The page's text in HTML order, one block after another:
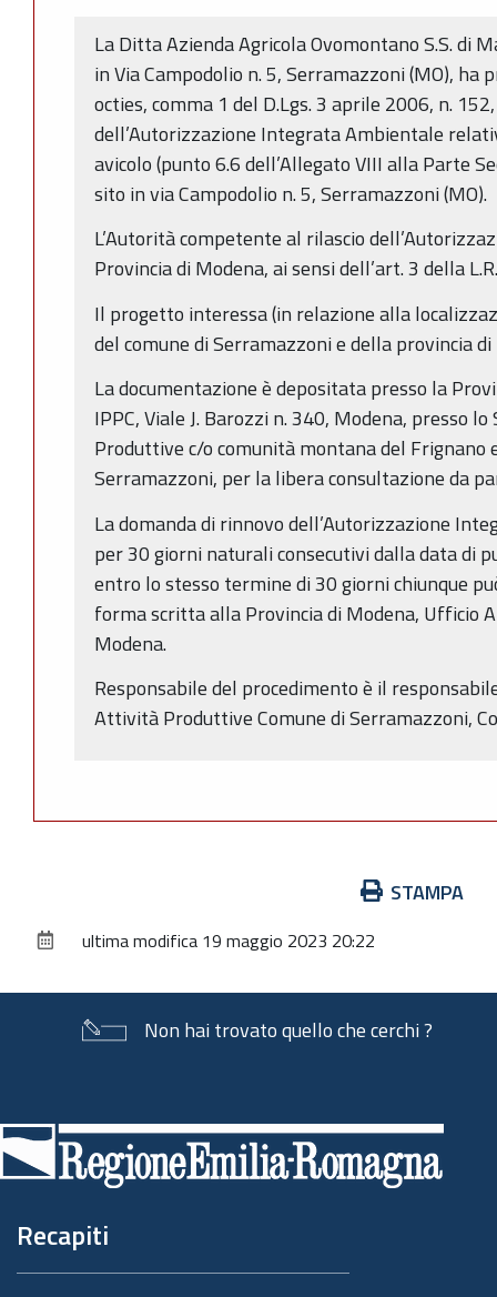
La Ditta Azienda Agricola Ovomontano S.S. di
in Via Campodolio n. 5, Serramazzoni (MO), ha
octies, comma 1 del D.Lgs. 3 aprile 2006, n.
dell’Autorizzazione Integrata Ambientale
avicolo (punto 6.6 dell’Allegato VIII alla Parte
sito in via Campodolio n. 5, Serramazzoni (MO).
L’Autorità competente al rilascio
Provincia di Modena, ai sensi dell’art. 3 della
Il progetto interessa (in relazione alla
del comune di Serramazzoni e della provincia
La documentazione è depositata presso la
IPPC, Viale J. Barozzi n. 340, Modena, presso
Produttive c/o comunità montana del Frignano
Serramazzoni, per la libera consultazione da
La domanda di rinnovo dell’Autorizzazione
per 30 giorni naturali consecutivi dalla data di
entro lo stesso termine di 30 giorni chiunque
forma scritta alla Provincia di Modena, Ufficio
Modena.
Responsabile del procedimento è il
Attività Produttive Comune di Serramazzoni,
documento
STAMPA
ultima modifica 19 maggio 2023 20:22
Non hai trovato quello che cerchi ?
di
pagina
Recapiti